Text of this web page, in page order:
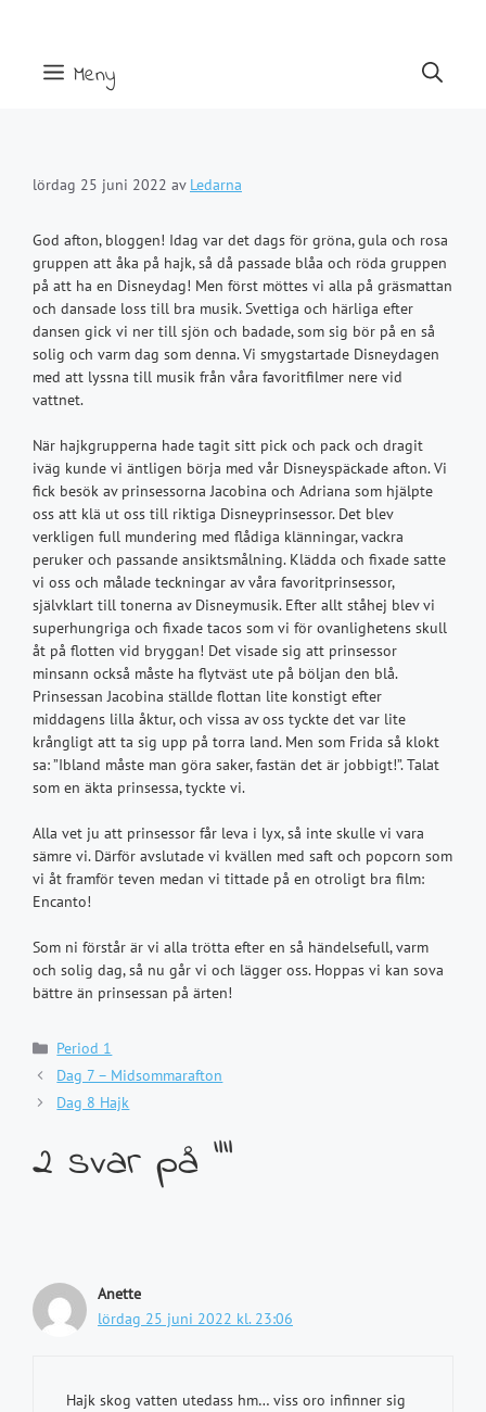
Meny
lördag 25 juni 2022 av Ledarna
God afton, bloggen! Idag var det dags för gröna, gula och rosa
gruppen att åka på hajk, så då passade blåa och röda gruppen
på att ha en Disneydag! Men först möttes vi alla på gräsmattan
och dansade loss till bra musik. Svettiga och härliga efter
dansen gick vi ner till sjön och badade, som sig bör på en så
solig och varm dag som denna. Vi smygstartade Disneydagen
med att lyssna till musik från våra favoritfilmer nere vid
vattnet.
När hajkgrupperna hade tagit sitt pick och pack och dragit
iväg kunde vi äntligen börja med vår Disneyspäckade afton. Vi
fick besök av prinsessorna Jacobina och Adriana som hjälpte
oss att klä ut oss till riktiga Disneyprinsessor. Det blev
verkligen full mundering med flådiga klänningar, vackra
peruker och passande ansiktsmålning. Klädda och fixade satte
vi oss och målade teckningar av våra favoritprinsessor,
självklart till tonerna av Disneymusik. Efter allt ståhej blev vi
superhungriga och fixade tacos som vi för ovanlighetens skull
åt på flotten vid bryggan! Det visade sig att prinsessor
minsann också måste ha flytväst ute på böljan den blå.
Prinsessan Jacobina ställde flottan lite konstigt efter
middagens lilla åktur, och vissa av oss tyckte det var lite
krångligt att ta sig upp på torra land. Men som Frida så klokt
sa: ”Ibland måste man göra saker, fastän det är jobbigt!”. Talat
som en äkta prinsessa, tyckte vi.
Alla vet ju att prinsessor får leva i lyx, så inte skulle vi vara
sämre vi. Därför avslutade vi kvällen med saft och popcorn som
vi åt framför teven medan vi tittade på en otroligt bra film:
Encanto!
Som ni förstår är vi alla trötta efter en så händelsefull, varm
och solig dag, så nu går vi och lägger oss. Hoppas vi kan sova
bättre än prinsessan på ärten!
Kategorier
Period 1
Dag 7 – Midsommarafton
Dag 8 Hajk
2 svar på ””
Anette
lördag 25 juni 2022 kl. 23:06
Hajk skog vatten utedass hm… viss oro infinner sig